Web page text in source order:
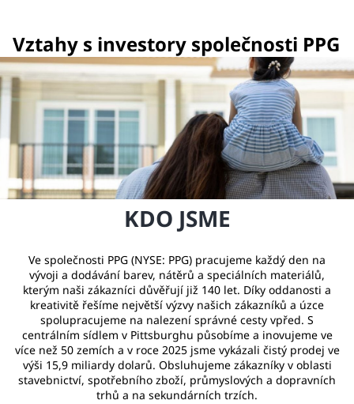
Vztahy s investory společnosti PPG
KDO JSME
Ve společnosti PPG (NYSE: PPG) pracujeme každý den na
vývoji a dodávání barev, nátěrů a speciálních materiálů,
kterým naši zákazníci důvěřují již 140 let. Díky oddanosti a
kreativitě řešíme největší výzvy našich zákazníků a úzce
spolupracujeme na nalezení správné cesty vpřed. S
centrálním sídlem v Pittsburghu působíme a inovujeme ve
více než 50 zemích a v roce 2025 jsme vykázali čistý prodej ve
výši 15,9 miliardy dolarů. Obsluhujeme zákazníky v oblasti
stavebnictví, spotřebního zboží, průmyslových a dopravních
trhů a na sekundárních trzích.